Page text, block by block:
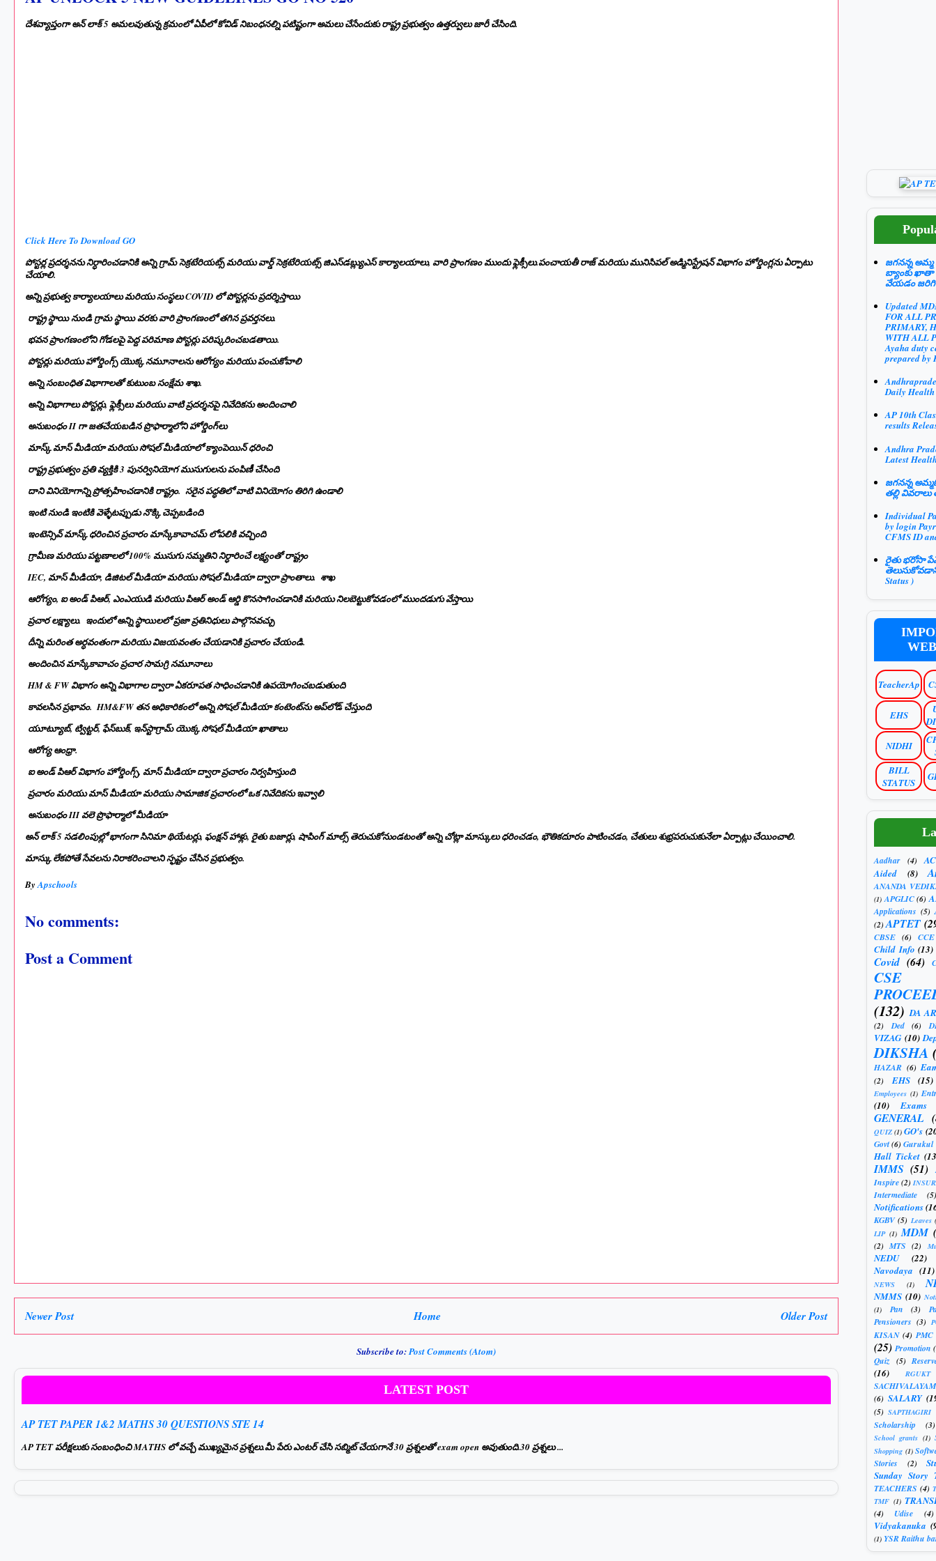
దేశవ్యాప్తంగా అన్ లాక్ 5 అమలవుతున్న క్రమంలో ఏపీలో కోవిడ్ నిబంధనల్ని పటిష్టంగా అమలు చేసేందుకు రాష్ట్ర ప్రభుత్వం ఉత్తర్వులు జారీ చేసింది.
Click Here To Download GO
పోస్టర్ల ప్రదర్శనను నిర్ధారించడానికి అన్ని గ్రామ్ సెక్రటేరియట్స్ మరియు వార్డ్ సెక్రటేరియట్స్ జిఎస్‌డబ్ల్యుఎస్ కార్యాలయాలు, వారి ప్రాంగణం ముందు ఫ్లెక్సీలు.పంచాయతీ రాజ్ మరియు మునిసిపల్ అడ్మినిస్ట్రేషన్ విభాగం హోర్డింగ్లను ఏర్పాటు
చేయాలి.
అన్ని ప్రభుత్వ కార్యాలయాలు మరియు సంస్థలు COVID లో పోస్టర్లను ప్రదర్శిస్తాయి
రాష్ట్ర స్థాయి నుండి గ్రామ స్థాయి వరకు వారి ప్రాంగణంలో తగిన ప్రవర్తనలు.
భవన ప్రాంగణంలోని గోడలపై పెద్ద పరిమాణ పోస్టర్లు పరిష్కరించబడతాయి.
పోస్టర్లు మరియు హోర్డింగ్స్ యొక్క నమూనాలను ఆరోగ్యం మరియు పంచుకోవాలి
అన్ని సంబంధిత విభాగాలతో కుటుంబ సంక్షేమ శాఖ.
అన్ని విభాగాలు పోస్టర్లు, ఫ్లెక్సీలు మరియు వాటి ప్రదర్శనపై నివేదికను అందించాలి
అనుబంధం II గా జతచేయబడిన ప్రొఫార్మాలోని హోర్డింగ్‌లు
మాస్క్ మాస్ మీడియా మరియు సోషల్ మీడియాలో క్యాంపెయిన్ ధరించి
రాష్ట్ర ప్రభుత్వం ప్రతి వ్యక్తికి 3 పునర్వినియోగ ముసుగులను పంపిణీ చేసింది
దాని వినియోగాన్ని ప్రోత్సహించడానికి రాష్ట్రం. సరైన పద్ధతిలో వాటి వినియోగం తిరిగి ఉండాలి
ఇంటి నుండి ఇంటికి వెళ్ళేటప్పుడు నొక్కి చెప్పబడింది
ఇంటెన్సివ్ మాస్క్ ధరించిన ప్రచారం మాస్కేకావాచమ్ లోపలికి వచ్చింది
గ్రామీణ మరియు పట్టణాలలో 100% ముసుగు సమ్మతిని నిర్ధారించే లక్ష్యంతో రాష్ట్రం
IEC, మాస్ మీడియా, డిజిటల్ మీడియా మరియు సోషల్ మీడియా ద్వారా ప్రాంతాలు. శాఖ
ఆరోగ్యం, ఐ అండ్ పిఆర్, ఎంఎయుడి మరియు పిఆర్ అండ్ ఆర్డి కొనసాగించడానికి మరియు నిలబెట్టుకోవడంలో ముందడుగు వేస్తాయి
ప్రచార లక్ష్యాలు. ఇందులో అన్ని స్థాయిలలో ప్రజా ప్రతినిధులు పాల్గొనవచ్చు
దీన్ని మరింత అర్ధవంతంగా మరియు విజయవంతం చేయడానికి ప్రచారం చేయండి.
అందించిన మాస్కేకావాచం ప్రచార సామగ్రి నమూనాలు
HM & FW విభాగం అన్ని విభాగాల ద్వారా ఏకరూపత సాధించడానికి ఉపయోగించబడుతుంది
కావలసిన ప్రభావం. HM&FW తన అధికారికంలో అన్ని సోషల్ మీడియా కంటెంట్‌ను అప్‌లోడ్ చేస్తుంది
యూట్యూబ్, ట్విట్టర్, ఫేస్‌బుక్, ఇన్‌స్టాగ్రామ్ యొక్క సోషల్ మీడియా ఖాతాలు
ఆరోగ్య ఆంధ్రా.
ఐ అండ్ పిఆర్ విభాగం హోర్డింగ్స్, మాస్ మీడియా ద్వారా ప్రచారం నిర్వహిస్తుంది
ప్రచారం మరియు మాస్ మీడియా మరియు సామాజిక ప్రచారంలో ఒక నివేదికను ఇవ్వాలి
అనుబంధం III వలె ప్రొఫార్మాలో మీడియా
అన్ లాక్ 5 సడలింపుల్లో భాగంగా సినిమా థియేటర్లు, ఫంక్షన్ హాళ్లు, రైతు బజార్లు, షాపింగ్ మాల్స్ తెరుచుకోనుండటంతో అన్ని చోట్లా మాస్కులు ధరించడం, భౌతికదూరం పాటించడం, చేతులు శుభ్రపరుచుకునేలా ఏర్పాట్లు చేయించాలి.
మాస్కు లేకపోతే సేవలను నిరాకరించాలని స్ఫష్టం చేసిన ప్రభుత్వం.
ByApschools
No comments:
Post a Comment
Newer Post Older Post
Home
Subscribe to:Post Comments (Atom)
LATEST POST
AP TET PAPER 1&2 MATHS 30 QUESTIONS STE 14
AP TET పరీక్షలుకు సంబంధించి MATHS లో వచ్చే ముఖ్యమైన ప్రశ్నలు.మీ పేరు ఎంటర్ చేసి సబ్మిట్ చేయగానే 30 ప్రశ్నలతో exam open అవుతుంది.30 ప్రశ్నలు ...
జగనన్న
బ్యాంకు ఖాతా
వేయడం
Updated
FOR ALL
PRIMARY,
WITH ALL
Ayaha duty
prepared by
Daily Health
AP 10th
results
Andhra
Latest
జగనన్న
తల్లి వివరాలు
Individual
by login
CFMS ID
రైతు భరోసా
Status )
TeacherAp
EHS
NIDHI
BILL
STATUS
Aadhar (4)
Aided
(8)
ANANDA
(1) APGLIC (6)
Applications (5)
(2)APTET
CBSE (6) CCE
Child Info (13)
Covid (64)
CSE
(132) DA
(2) Ded (6)
VIZAG (10)
DIKSHA
HAZAR (6)
(2) EHS (15)
Employees (1)
(10) Exams
GENERAL
QUIZ (1) GO's
Govt(6)Gurukul
Hall Ticket
IMMS (51)
Inspire(2)
Intermediate (5)
Notifications
KGBV (5) Leaves
LIP (1) MDM
(2) MTS (2)
NEDU
(22)
Navodaya (11)
NEWS (1)
NMMS (10)
(1)
Pan (3)
Pensioners (3)
KISAN (4) PMC
(25) Promotion
Quiz (5)
(16) RGUKT
SACHIVALAYAM
(6) SALARY
(5) SAPTHAGIRI
Scholarship (3)
School grants (1)
Shopping (1)
Stories
(2)
Sunday Story
TEACHERS (4)
TMF (1)
(4) Udise (4)
Vidyakanuka
(1) YSR Raithu